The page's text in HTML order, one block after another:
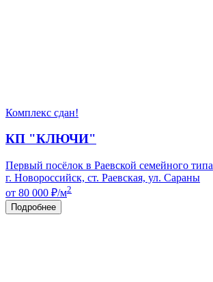
Комплекс сдан!
КП "КЛЮЧИ"
Первый посёлок в Раевской семейного типа
г. Новороссийск, ст. Раевская, ул. Сараны
от 80 000 ₽/м2
Подробнее